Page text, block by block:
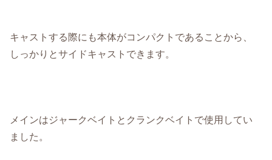
キャストする際にも本体がコンパクトであることから、
しっかりとサイドキャストできます。
メインはジャークベイトとクランクベイトで使用してい
ました。